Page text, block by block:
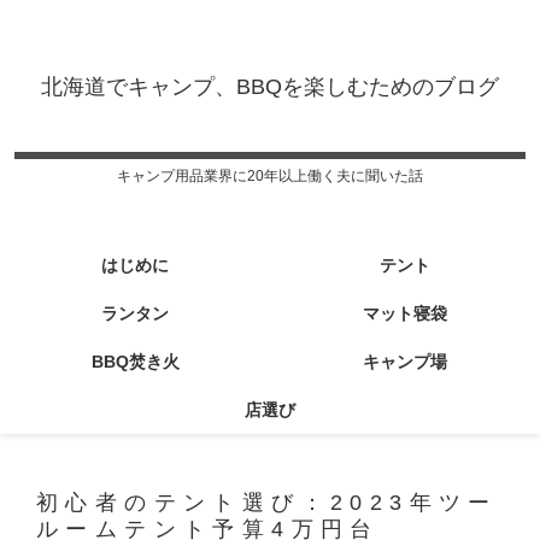
北海道でキャンプ、BBQを楽しむためのブログ
キャンプ用品業界に20年以上働く夫に聞いた話
はじめに テント
ランタン マット寝袋
BBQ焚き火 キャンプ場
店選び
初心者のテント選び：2023年ツー
ルームテント予算4万円台